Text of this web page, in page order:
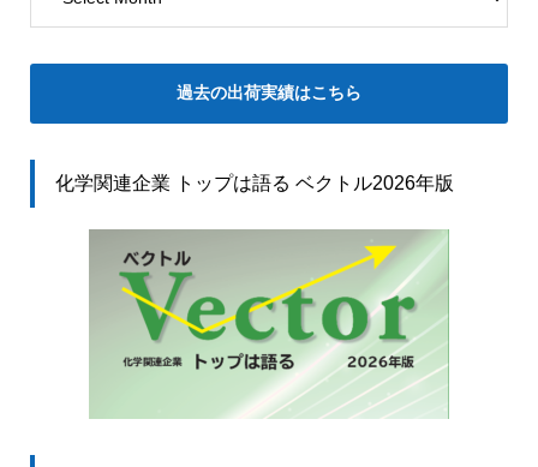
過去の出荷実績はこちら
化学関連企業 トップは語る ベクトル2026年版